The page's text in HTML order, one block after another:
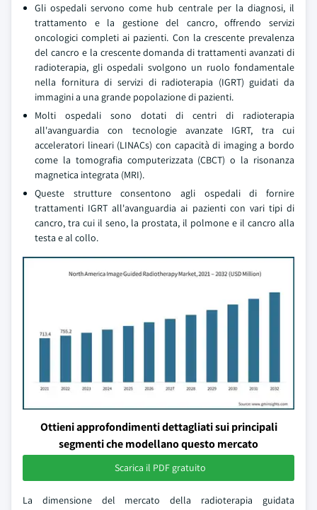
Gli ospedali servono come hub centrale per la diagnosi, il
trattamento e la gestione del cancro, offrendo servizi
oncologici completi ai pazienti. Con la crescente prevalenza
del cancro e la crescente domanda di trattamenti avanzati di
radioterapia, gli ospedali svolgono un ruolo fondamentale
nella fornitura di servizi di radioterapia (IGRT) guidati da
immagini a una grande popolazione di pazienti.
Molti ospedali sono dotati di centri di radioterapia
all'avanguardia con tecnologie avanzate IGRT, tra cui
acceleratori lineari (LINACs) con capacità di imaging a bordo
come la tomografia computerizzata (CBCT) o la risonanza
magnetica integrata (MRI).
Queste strutture consentono agli ospedali di fornire
trattamenti IGRT all'avanguardia ai pazienti con vari tipi di
cancro, tra cui il seno, la prostata, il polmone e il cancro alla
testa e al collo.
Ottieni approfondimenti dettagliati sui principali
segmenti che modellano questo mercato
Scarica il PDF gratuito
La dimensione del mercato della radioterapia guidata